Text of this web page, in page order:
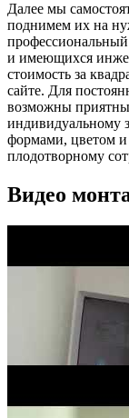
Далее мы
поднимем их на
и имеющихся
стоимость за
сайте. Для
возможны
индивидуальному
формами, цветом
плодотворному
Видео